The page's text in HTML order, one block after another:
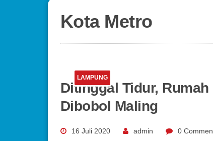
Kota Metro
LAMPUNG
Ditinggal Tidur,
Dibobol Maling
16 Juli 2020 admin 0